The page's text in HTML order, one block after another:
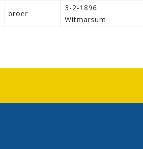
broer
3-2-1896
Witmarsum